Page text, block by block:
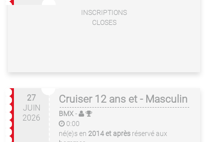
INSCRIPTIONS
CLOSES
27
JUIN
2026
Cruiser 12 ans et - Masculin
BMX-
0:00
né(e)s en 2014 et après réservé aux